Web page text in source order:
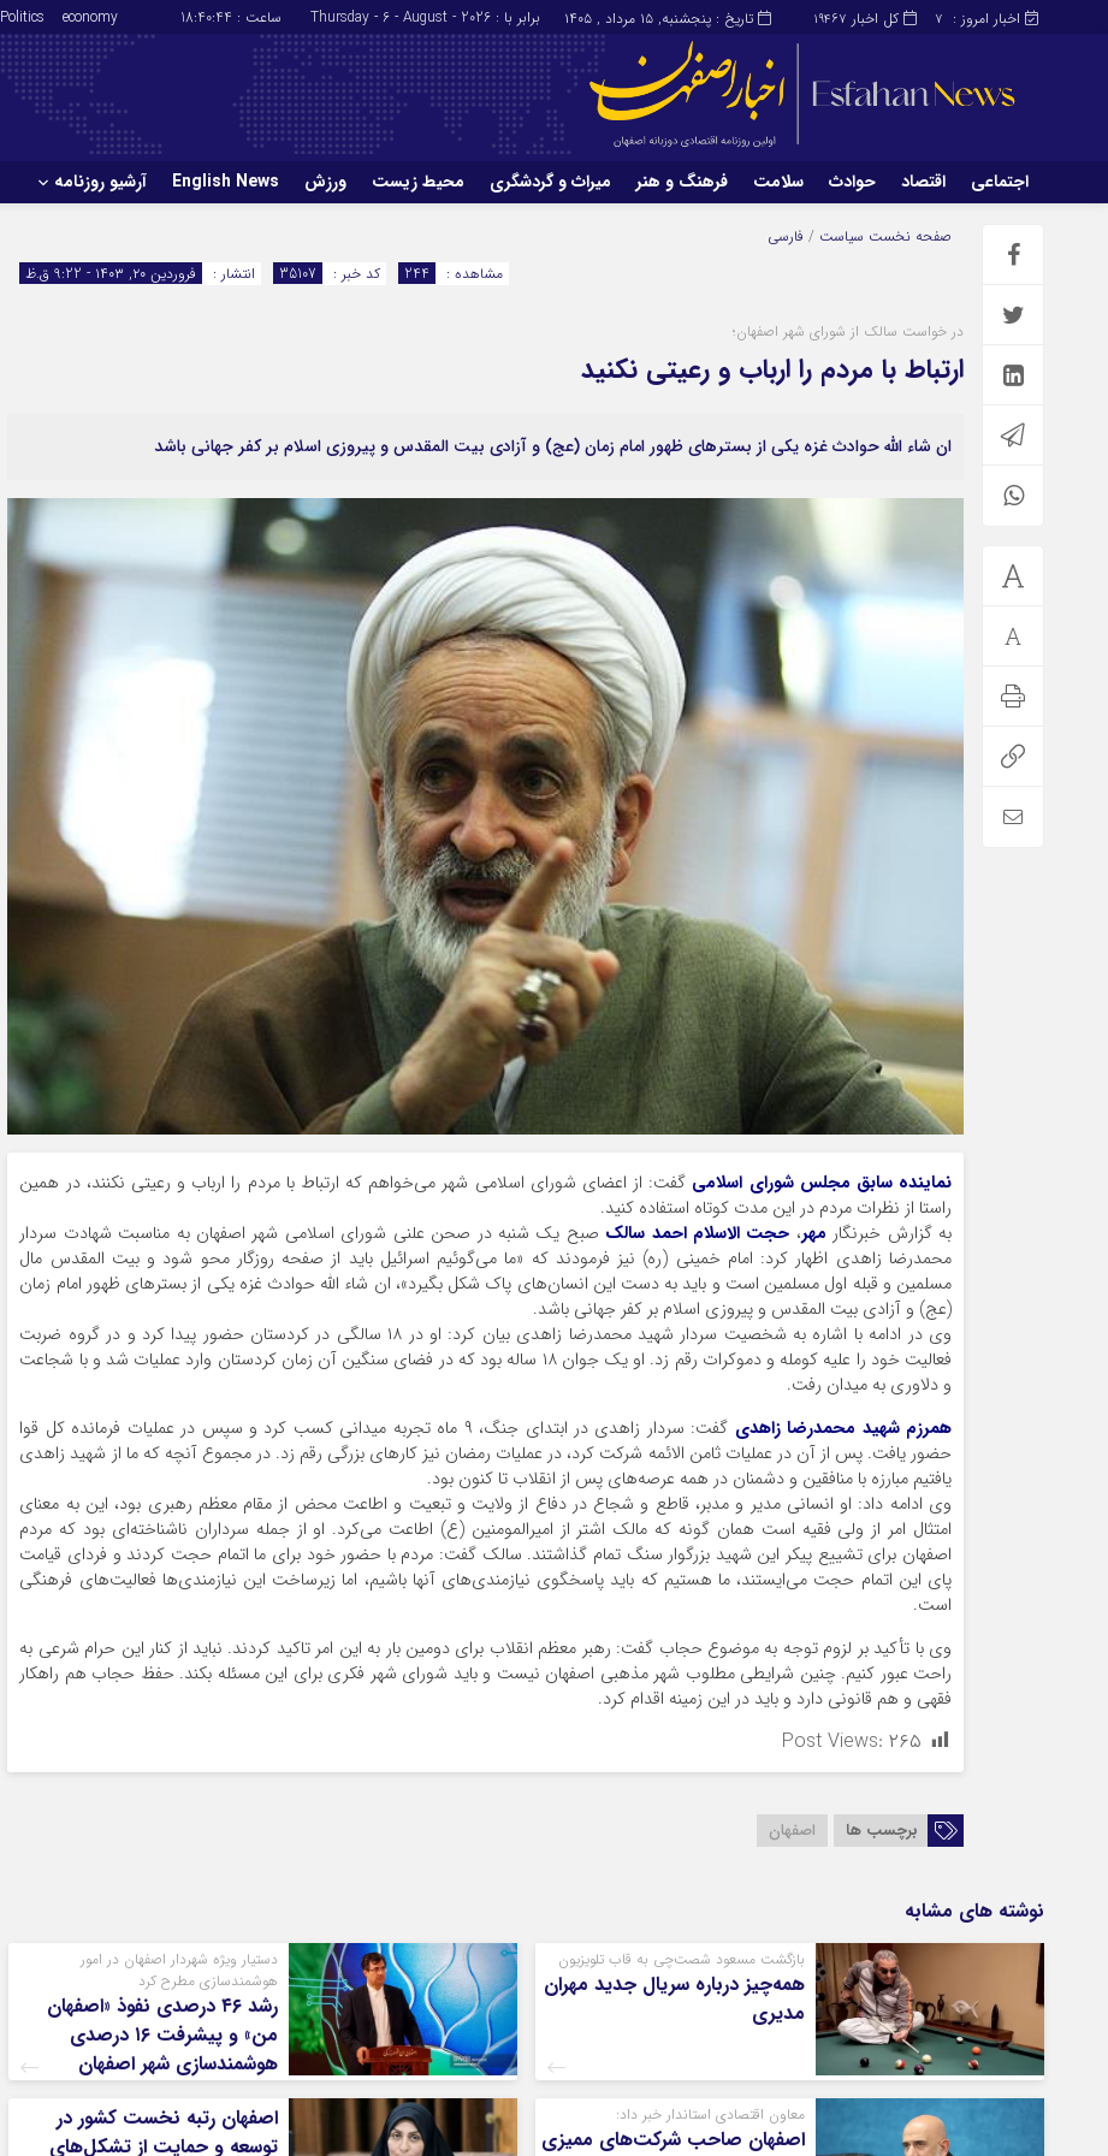
کل اخبار 19467 اخبار امروز : 7 تاریخ : پنجشنبه, ۱۵ مرداد , ۱۴۰۵ برابر با : Thursday - 6 - August - 2026 ساعت : 18:40:45
economy
Politics
اجتماعی اقتصاد حوادث سلامت فرهنگ و هنر میراث و گردشگری محیط زیست ورزش English News آرشیو روزنامه
ورزش English News
صفحه نخست سیاست / فارسی
انتشار :
فروردین ۲۰, ۱۴۰۳ - 9:22 ق.ظ کد خبر : 35107 مشاهده : 244
در خواست سالک از شورای شهر اصفهان؛
ارتباط با مردم را ارباب و رعیتی نکنید
ان شاء الله حوادث غزه یکی از بسترهای ظهور امام زمان (عج) و آزادی بیت المقدس و پیروزی اسلام بر کفر جهانی باشد
نماینده سابق مجلس شورای اسلامی گفت: از اعضای شورای اسلامی شهر می‌خواهم که ارتباط با مردم را ارباب و رعیتی نکنند، در همین
راستا از نظرات مردم در این مدت کوتاه استفاده کنید.
به گزارش خبرنگار مهر، حجت الاسلام احمد سالک صبح یک شنبه در صحن علنی شورای اسلامی شهر اصفهان به مناسبت شهادت سردار
محمدرضا زاهدی اظهار کرد: امام خمینی (ره) نیز فرمودند که «ما می‌گوئیم اسرائیل باید از صفحه روزگار محو شود و بیت المقدس مال
مسلمین و قبله اول مسلمین است و باید به دست این انسان‌های پاک شکل بگیرد»، ان شاء الله حوادث غزه یکی از بسترهای ظهور امام زمان
(عج) و آزادی بیت المقدس و پیروزی اسلام بر کفر جهانی باشد.
وی در ادامه با اشاره به شخصیت سردار شهید محمدرضا زاهدی بیان کرد: او در ۱۸ سالگی در کردستان حضور پیدا کرد و در گروه ضربت
فعالیت خود را علیه کومله و دموکرات رقم زد. او یک جوان ۱۸ ساله بود که در فضای سنگین آن زمان کردستان وارد عملیات شد و با شجاعت
و دلاوری به میدان رفت.
همرزم شهید محمدرضا زاهدی
گفت: سردار زاهدی در ابتدای جنگ، ۹ ماه تجربه میدانی کسب کرد و سپس در عملیات فرمانده کل قوا
حضور یافت. پس از آن در عملیات ثامن الائمه شرکت کرد، در عملیات رمضان نیز کارهای بزرگی رقم زد. در مجموع آنچه که ما از شهید زاهدی
یافتیم مبارزه با منافقین و دشمنان در همه عرصه‌های پس از انقلاب تا کنون بود.
وی ادامه داد: او انسانی مدیر و مدبر، قاطع و شجاع در دفاع از ولایت و تبعیت و اطاعت محض از مقام معظم رهبری بود، این به معنای
امتثال امر از ولی فقیه است همان گونه که مالک اشتر از امیرالمومنین (ع) اطاعت می‌کرد. او از جمله سرداران ناشناخته‌ای بود که مردم
اصفهان برای تشییع پیکر این شهید بزرگوار سنگ تمام گذاشتند. سالک گفت: مردم با حضور خود برای ما اتمام حجت کردند و فردای قیامت
پای این اتمام حجت می‌ایستند، ما هستیم که باید پاسخگوی نیازمندی‌های آنها باشیم، اما زیرساخت این نیازمندی‌ها فعالیت‌های فرهنگی
است.
وی با تأکید بر لزوم توجه به موضوع حجاب گفت: رهبر معظم انقلاب برای دومین بار به این امر تاکید کردند. نباید از کنار این حرام شرعی به
راحت عبور کنیم. چنین شرایطی مطلوب شهر مذهبی اصفهان نیست و باید شورای شهر فکری برای این مسئله بکند. حفظ حجاب هم راهکار
فقهی و هم قانونی دارد و باید در این زمینه اقدام کرد.
Post Views: ۲۶۵
برچسب ها اصفهان
نوشته های مشابه
بازگشت مسعود شصت‌چی به قاب تلویزیون
همه‌چیز درباره سریال جدید مهران
مدیری
دستیار ویژه شهردار اصفهان در امور
هوشمندسازی مطرح کرد
رشد ۴۶ درصدی نفوذ «اصفهان
من» و پیشرفت ۱۶ درصدی
هوشمندسازی شهر اصفهان
معاون اقتصادی استاندار خبر داد:
اصفهان صاحب شرکت‌های ممیزی
اصفهان رتبه نخست کشور در
توسعه و حمایت از تشکل‌های